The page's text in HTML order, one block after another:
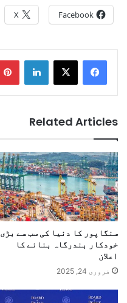
Facebook
X
Related Articles
سنگاپور کا دنیا کی سب سے بڑی
خودکار بندرگاہ بنانے کا
اعلان
فروری 24, 2025